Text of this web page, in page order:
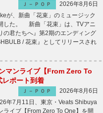
Ｊ－ＰＯＰ
2026年8月6日
が、新曲「花束」のミュージック
した。 新曲「花束」は、TVアニ
の君たちへ』第2期のエンディング
/ 花束』としてリリースされ
マンライブ【From Zero To
レポート到着
Ｊ－ＰＯＰ
2026年8月6日
年7月11日、東京・Veats Shibuya
ライブ【From Zero To One】を開